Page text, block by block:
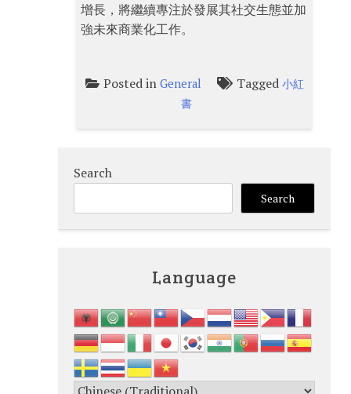
增長，將繼續專注於發展其社交生態並加
強未來商業化工作。
Posted in General Tagged 小紅
書
Search
Search
Language